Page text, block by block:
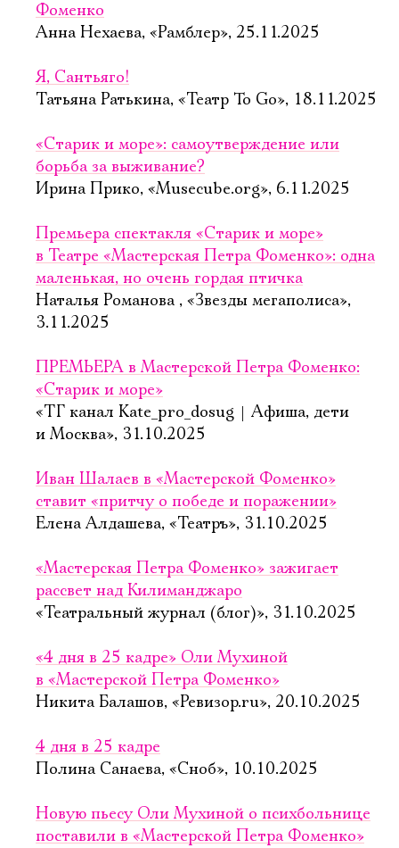
Фоменко
Анна Нехаева, «Рамблер», 25.11.2025
Я, Сантьяго!
Татьяна Ратькина, «Театр To Go», 18.11.2025
«Старик и море»: самоутверждение или
борьба за выживание?
Ирина Прико, «Musecube.org», 6.11.2025
Премьера спектакля «Старик и море»
в Театре «Мастерская Петра Фоменко»: одна
маленькая, но очень гордая птичка
Наталья Романова , «Звезды мегаполиса»,
3.11.2025
ПРЕМЬЕРА в Мастерской Петра Фоменко:
«Старик и море»
«ТГ канал Kate_pro_dosug | Афиша, дети
и Москва», 31.10.2025
Иван Шалаев в «Мастерской Фоменко»
ставит «притчу о победе и поражении»
Елена Алдашева, «Театръ», 31.10.2025
«Мастерская Петра Фоменко» зажигает
рассвет над Килиманджаро
«Театральный журнал (блог)», 31.10.2025
«4 дня в 25 кадре» Оли Мухиной
в «Мастерской Петра Фоменко»
Никита Балашов, «Ревизор.ru», 20.10.2025
4 дня в 25 кадре
Полина Санаева, «Сноб», 10.10.2025
Новую пьесу Оли Мухиной о психбольнице
поставили в «Мастерской Петра Фоменко»